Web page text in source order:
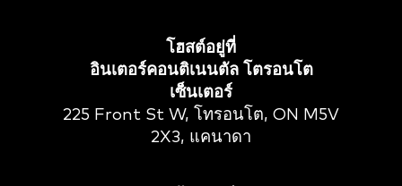
โฮสต์อยู่ที่
อินเตอร์คอนติเนนตัล โตรอนโต
เซ็นเตอร์
225 Front St W, โทรอนโต, ON M5V
2X3, แคนาดา